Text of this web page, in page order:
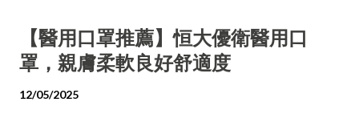
【醫用口罩推薦】恒大優衛醫用口
罩，親膚柔軟良好舒適度
12/05/2025